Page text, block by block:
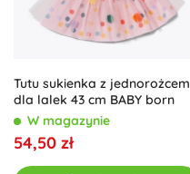
Tutu sukienka z jednorożcem
dla lalek 43 cm BABY born
W magazynie
54,50 zł